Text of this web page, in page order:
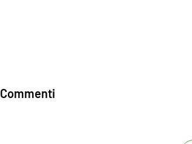
Commenti